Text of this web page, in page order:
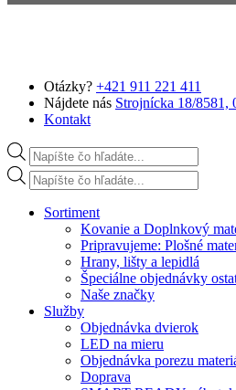
Otázky? +421 911 221 411
Nájdete nás Strojnícka 18/8581,
Kontakt
Products search
Products search
Sortiment
Kovanie a Doplnkový
Pripravujeme: Plošné
Hrany, lišty a lepidlá
Špeciálne objednávky
Naše značky
Služby
Objednávka dvierok
LED na mieru
Objednávka porezu
Doprava